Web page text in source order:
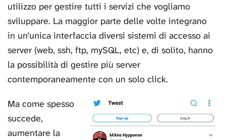
utilizzo per gestire tutti i servizi che vogliamo
sviluppare. La maggior parte delle volte integrano
in un’unica interfaccia diversi sistemi di accesso ai
server (web, ssh, ftp, mySQL, etc) e, di solito, hanno
la possibilità di gestire più server
contemporaneamente con un solo click.
Ma come spesso
succede,
aumentare la